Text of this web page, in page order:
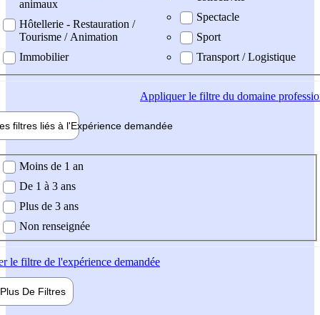
animaux
Hôtellerie - Restauration /
Tourisme / Animation
Immobilier
Spectacle
Sport
Transport / Logistique
Appliquerle filtre du domaine
filtres liés à l'Expérience demandée
demandée
Moins de 1 an
De 1 à 3 ans
Plus de 3 ans
Non renseignée
le filtre de l'expérience demandée
Plus De Filtres